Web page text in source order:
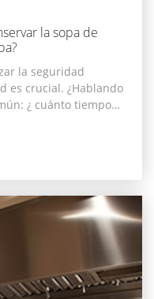
la sopa de
la seguridad
es crucial. ¿Hablando
¿ cuánto tiempo